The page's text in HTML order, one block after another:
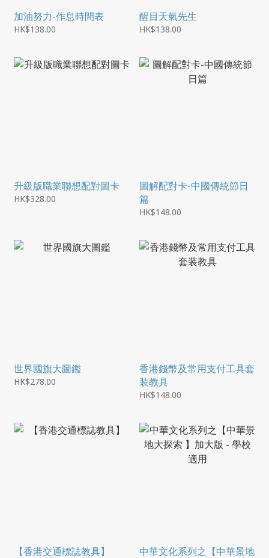
加油努力-作息時間表
HK$138.00
醒目天氣先生
HK$138.00
升級版職業聯想配對圖卡
HK$328.00
圖解配對卡-中國傳統節日
篇
HK$148.00
世界國旗大圖鑑
HK$278.00
香港錢幣及常用支付工具套
装教具
HK$148.00
【香港交通標誌教具】 中華文化系列之【中華景地